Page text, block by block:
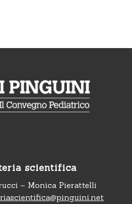
scientifica
– Monica Pierattelli